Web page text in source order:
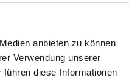
anbieten zu können
Verwendung unserer
diese Informationen